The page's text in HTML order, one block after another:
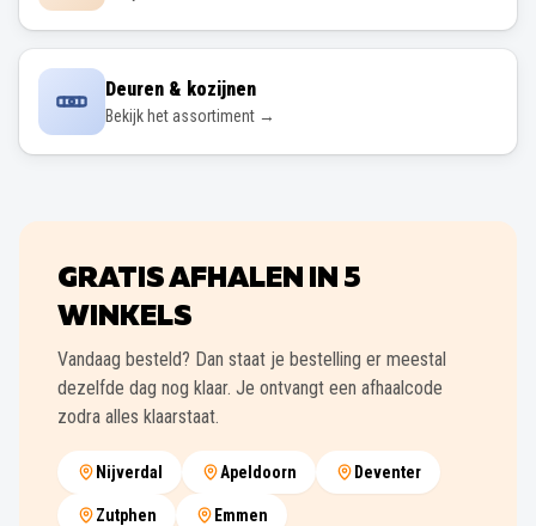
Deuren & kozijnen
Bekijk het assortiment →
GRATIS AFHALEN IN 5
WINKELS
Vandaag besteld? Dan staat je bestelling er meestal
dezelfde dag nog klaar. Je ontvangt een afhaalcode
zodra alles klaarstaat.
Nijverdal Apeldoorn Deventer
Zutphen Emmen